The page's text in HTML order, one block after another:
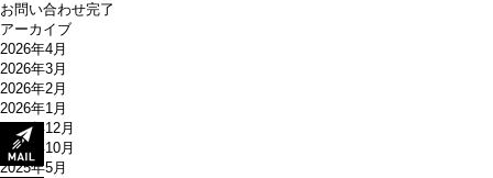
RESERVE
PRIVERCYPOLICY
お問い合わせ完了
アーカイブ
2026年4月
2026年3月
2026年2月
2026年1月
2025年12月
2025年10月
2025年5月